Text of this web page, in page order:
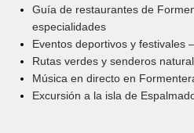
Guía de restaurantes de
especialidades
Eventos deportivos y festivales
Rutas verdes y senderos
Música en directo en
Excursión a la isla de